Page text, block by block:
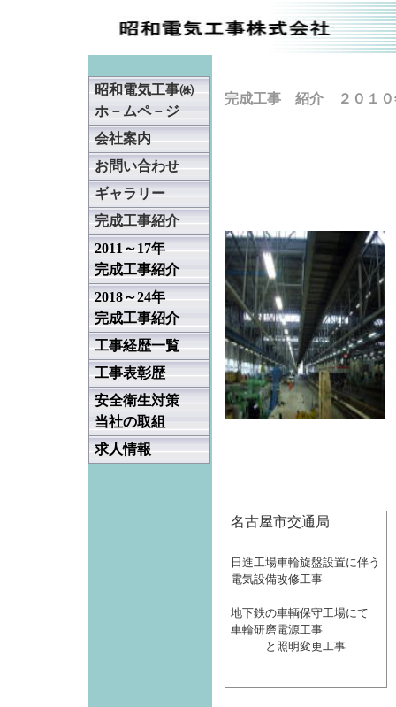
昭和電気工事㈱
ホ－ムペ－ジ
会社案内
お問い合わせ
ギャラリー
完成工事紹介
2011～17年
完成工事紹介
2018～24年
完成工事紹介
工事経歴一覧
工事表彰歴
安全衛生対策
当社の取組
求人情報
完成工事 紹介 ２０
名古屋市交通局
日進工場車輪旋盤設置に伴う
電気設備改修工事
地下鉄の車輌保守工場にて
車輪研磨電源工事
と照明変更工事